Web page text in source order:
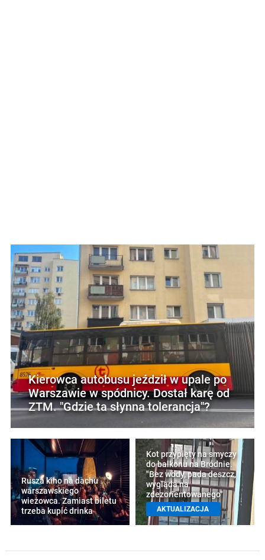
Kierowca autobusu jeździł w upale po
Warszawie w spódnicy. Dostał karę od
ZTM. "Gdzie ta słynna tolerancja"?
Rusza kino na dachu
warszawskiego
wieżowca. Zamiast biletu
trzeba kupić drinka
Kot przypięty na smyczy
do balkonu na Bródnie.
"Bez wody, pada deszcz,
wygląda na
zdezorientowanego"
AKTUALIZACJA